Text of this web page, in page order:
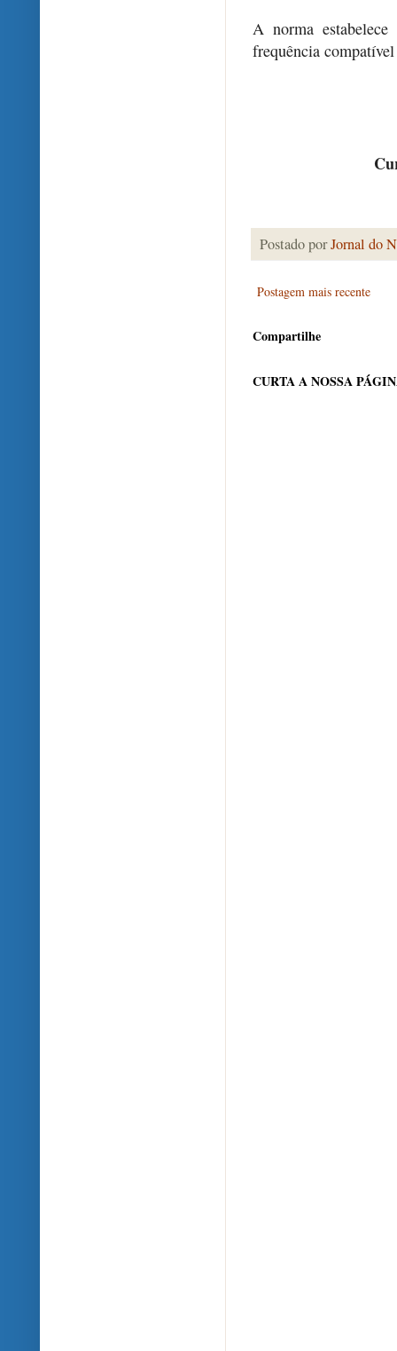
A norma
frequência
Postado porJornal do
Postagem mais recente
Compartilhe
CURTA A NOSSA